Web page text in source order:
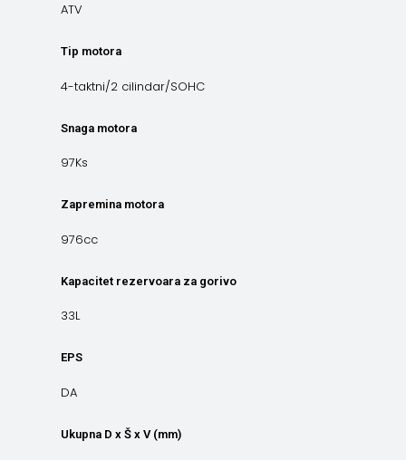
ATV
Tip motora
4-taktni/2 cilindar/SOHC
Snaga motora
97Ks
Zapremina motora
976cc
Kapacitet rezervoara za gorivo
33L
EPS
DA
Ukupna D x Š x V (mm)